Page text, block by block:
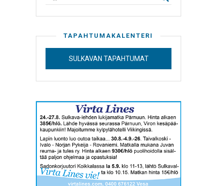
TAPAHTUMAKALENTERI
SULKAVAN TAPAHTUMAT